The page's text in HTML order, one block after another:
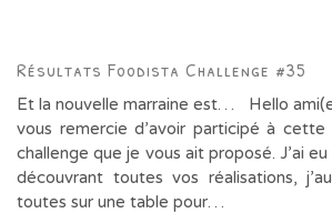
Résultats Foodista Challenge #35
Et la nouvelle marraine est… Hello
vous remercie d’avoir participé à
challenge que je vous ait proposé. J’ai eu
découvrant toutes vos réalisations,
toutes sur une table pour…